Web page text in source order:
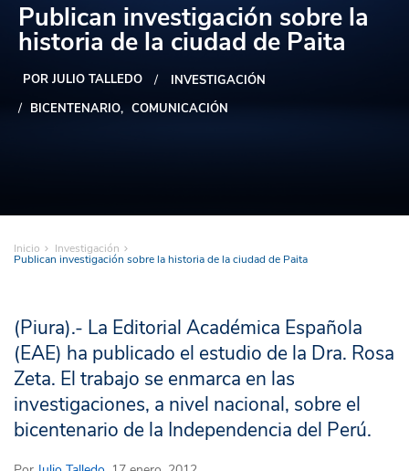
Publican investigación sobre la
historia de la ciudad de Paita
POR JULIO TALLEDO
INVESTIGACIÓN
BICENTENARIO
COMUNICACIÓN
Inicio Investigación
Publican investigación sobre la historia de la ciudad de Paita
(Piura).- La Editorial Académica Española
(EAE) ha publicado el estudio de la Dra. Rosa
Zeta. El trabajo se enmarca en las
investigaciones, a nivel nacional, sobre el
bicentenario de la Independencia del Perú.